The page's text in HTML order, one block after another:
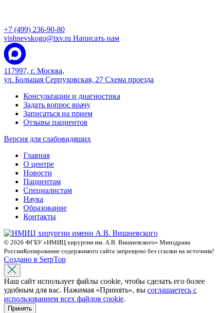
+7 (499) 236-90-80
vishnevskogo@ixv.ru Написать нам
117997, г. Москва,
ул. Большая Серпуховская, 27 Схема проезда
Консультации и диагностика
Задать вопрос врачу
Записаться на прием
Отзывы пациентов
Версия для слабовидящих
Главная
О центре
Новости
Пациентам
Специалистам
Наука
Образование
Контакты
© 2026 ФГБУ «НМИЦ хирургии им. А.В. Вишневского» Минздрава
РоссииКопирование содержимого сайта запрещено без ссылки на источник!
Создано в SerpTop
Наш сайт использует файлы cookie, чтобы сделать его более
удобным для вас. Нажимая «Принять», вы соглашаетесь с
использованием всех файлов cookie.
Принять